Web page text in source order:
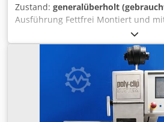
Zustand: generalüberholt
Ausführung Fettfrei Montiert und
Komplett General Überholt, 0,5mbar,
lieferbar. Wir haben zur Zeit
Vakuumpumpen am Lager.